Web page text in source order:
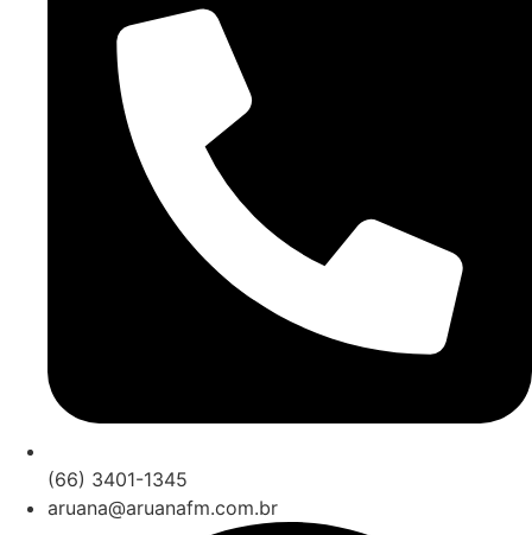
(66) 3401-1345
aruana@aruanafm.com.br